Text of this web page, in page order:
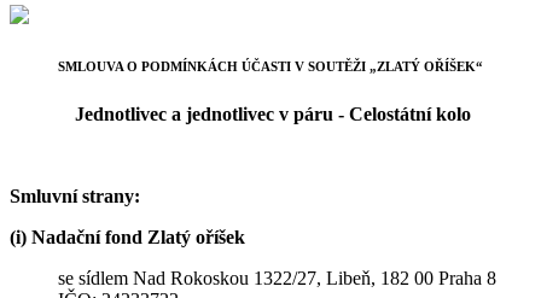
SMLOUVA O PODMÍNKÁCH ÚČASTI V SOUTĚŽI „ZLATÝ OŘÍŠEK“
Jednotlivec a jednotlivec v páru - Celostátní kolo
Smluvní strany:
(i) Nadační fond Zlatý oříšek
se sídlem Nad Rokoskou 1322/27, Libeň, 182 00 Praha 8